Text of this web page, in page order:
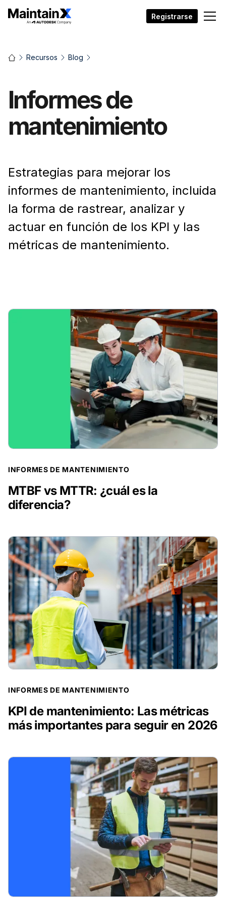
Registrarse
Recursos Blog
Informes de
mantenimiento
Estrategias para mejorar los
informes de mantenimiento, incluida
la forma de rastrear, analizar y
actuar en función de los KPI y las
métricas de mantenimiento.
INFORMES DE MANTENIMIENTO
MTBF vs MTTR: ¿cuál es la
diferencia?
INFORMES DE MANTENIMIENTO
KPI de mantenimiento: Las métricas
más importantes para seguir en 2026